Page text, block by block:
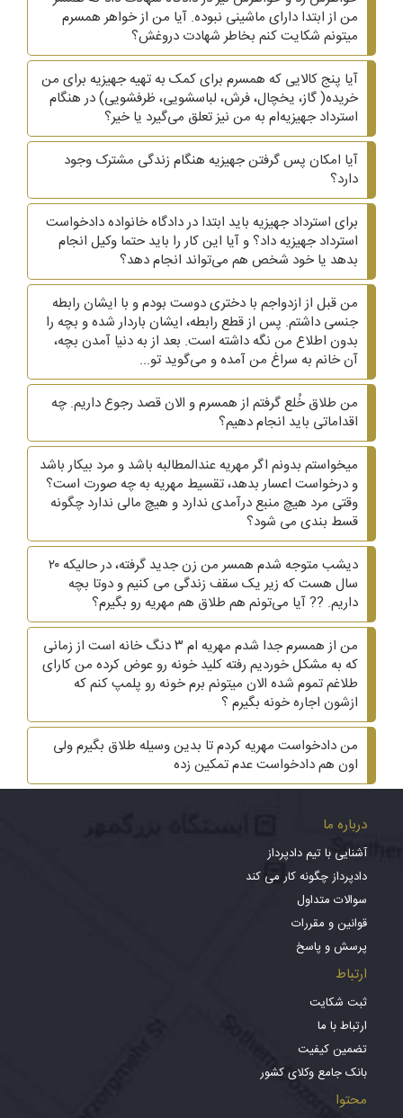
من از ابتدا دارای ماشینی نبوده. آیا من از خواهر همسرم
میتونم شکایت کنم بخاطر شهادت دروغش؟
آیا پنج کالایی که همسرم برای کمک به تهیه جهیزیه برای من
خریده( گاز، یخچال، فرش، لباسشویی، ظرفشویی)‌ در هنگام
استرداد جهیزیه‌ام به من نیز تعلق می‌گیرد یا خیر؟
آیا امکان پس گرفتن جهیزیه هنگام زندگی مشترک وجود
دارد؟
برای استرداد جهیزیه باید ابتدا در دادگاه خانواده دادخواست
استرداد جهیزیه داد؟ و آیا این کار را باید حتما وکیل انجام
بدهد یا خود شخص هم می‌تواند انجام دهد؟
من قبل از ازدواجم با دختری دوست بودم و با ایشان رابطه
جنسی داشتم. پس از قطع رابطه، ایشان باردار شده و بچه را
بدون اطلاع من نگه داشته است. بعد از به دنیا آمدن بچه،
آن خانم به سراغ من آمده و می‌گوید تو...
من طلاق خُلع گرفتم از همسرم و الان قصد رجوع داریم. چه
اقداماتی باید انجام دهیم؟
میخواستم بدونم اگر مهریه عندالمطالبه باشد و مرد بیکار باشد
و درخواست اعسار بدهد، تقسیط مهریه به چه صورت است؟
وقتی مرد هیچ منبع درآمدی ندارد و هیچ مالی ندارد چگونه
قسط بندی می شود؟
دیشب متوجه شدم همسر من زن جدید گرفته، در حالیکه ۲۰
سال هست که زیر یک سقف زندگی می کنیم و دوتا بچه
داریم. ?? آیا می‌تونم هم طلاق هم مهریه رو بگیرم؟
من از همسرم جدا شدم مهریه ام ۳ دنگ خانه است از زمانی
که به مشکل خوردیم رفته کلید خونه رو عوض کرده من کارای
طلاغم تموم شده الان میتونم برم خونه رو پلمپ کنم که
ازشون اجاره خونه بگیرم ؟
من دادخواست مهریه کردم تا بدین وسیله طلاق بگیرم ولی
اون هم دادخواست عدم تمکین زده
درباره ما
آشنایی با تیم دادپرداز
دادپرداز چگونه کار می کند
سوالات متداول
قوانین و مقررات
پرسش و پاسخ
ارتباط
ثبت شکایت
ارتباط با ما
تضمین کیفیت
بانک جامع وکلای کشور
محتوا